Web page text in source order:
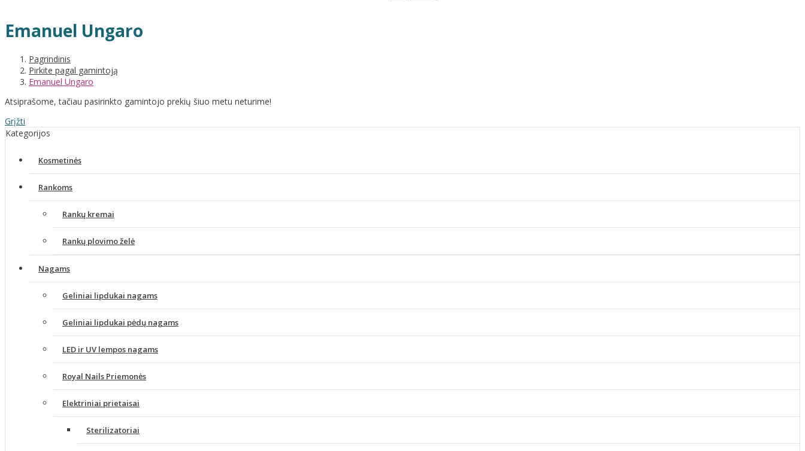
Emanuel Ungaro
Pagrindinis
Pirkite pagal gamintoją
Emanuel Ungaro
Atsiprašome, tačiau pasirinkto gamintojo prekių šiuo metu neturime!
Grįžti
Kategorijos
Kosmetinės
Rankoms
Rankų kremai
Rankų plovimo želė
Nagams
Geliniai lipdukai nagams
Geliniai lipdukai pėdų nagams
LED ir UV lempos nagams
Royal Nails Priemonės
Elektriniai prietaisai
Sterilizatoriai